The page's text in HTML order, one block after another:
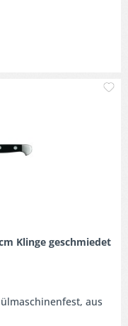
Klinge geschmiedet
aus